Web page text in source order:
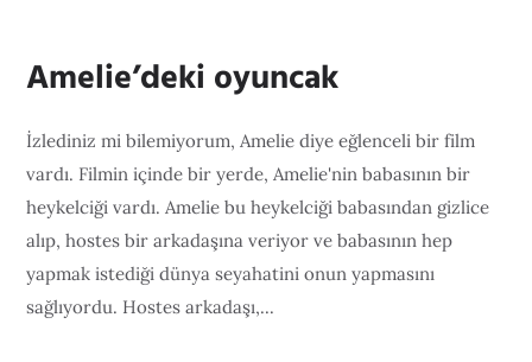
Amelie’deki oyuncak
İzlediniz mi bilemiyorum, Amelie diye eğlenceli bir film
vardı. Filmin içinde bir yerde, Amelie'nin babasının bir
heykelciği vardı. Amelie bu heykelciği babasından gizlice
alıp, hostes bir arkadaşına veriyor ve babasının hep
yapmak istediği dünya seyahatini onun yapmasını
sağlıyordu. Hostes arkadaşı,...